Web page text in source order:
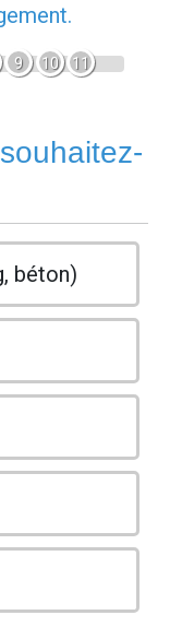
9 10 11
béton)